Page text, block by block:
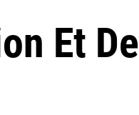
Et De